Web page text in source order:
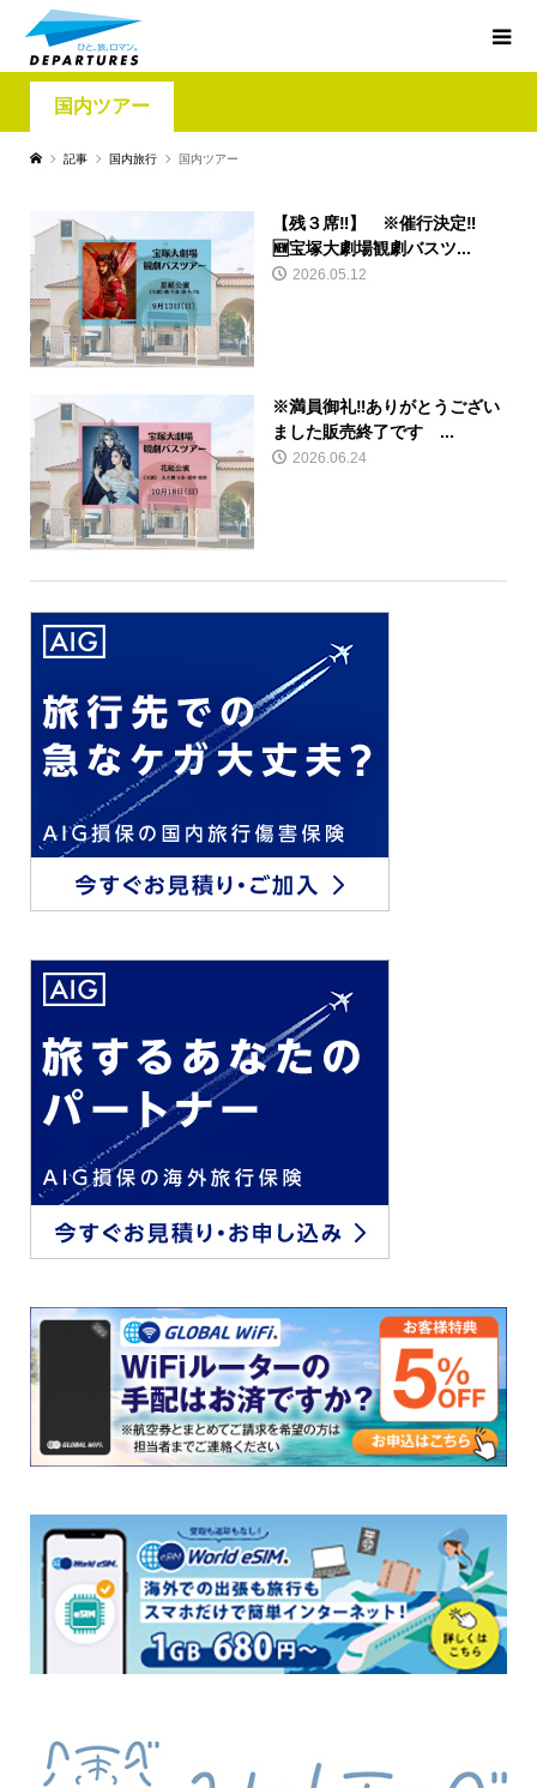
国内ツアー
記事 国内旅行 国内ツアー
【残３席‼】 ※催行決定‼
🆕宝塚大劇場観劇バスツ...
2026.05.12
※満員御礼‼ありがとうござい
ました販売終了です ...
2026.06.24